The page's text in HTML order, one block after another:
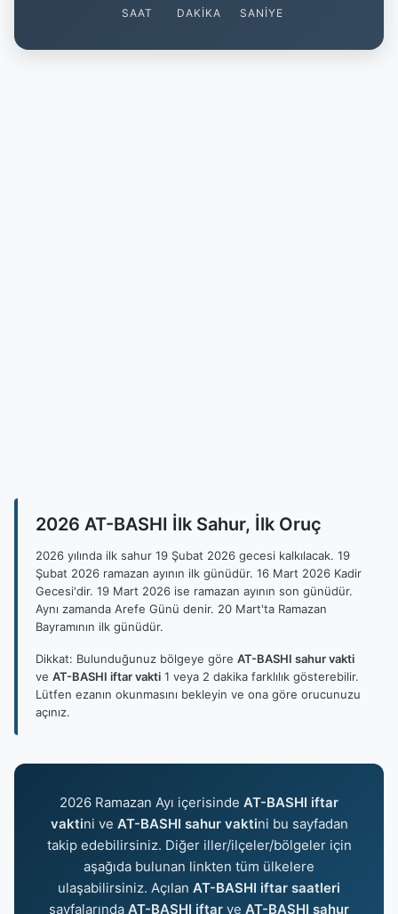
SAAT DAKIKA SANIYE
2026 AT-BASHI İlk Sahur, İlk Oruç
2026 yılında ilk sahur 19 Şubat 2026 gecesi kalkılacak. 19
Şubat 2026 ramazan ayının ilk günüdür. 16 Mart 2026 Kadir
Gecesi'dir. 19 Mart 2026 ise ramazan ayının son günüdür.
Aynı zamanda Arefe Günü denir. 20 Mart'ta Ramazan
Bayramının ilk günüdür.
Dikkat: Bulunduğunuz bölgeye göre AT-BASHI sahur vakti
ve AT-BASHI iftar vakti 1 veya 2 dakika farklılık gösterebilir.
Lütfen ezanın okunmasını bekleyin ve ona göre orucunuzu
açınız.
2026 Ramazan Ayı içerisinde AT-BASHI iftar
vaktini ve AT-BASHI sahur vaktini bu sayfadan
takip edebilirsiniz. Diğer iller/ilçeler/bölgeler için
aşağıda bulunan linkten tüm ülkelere
ulaşabilirsiniz. Açılan AT-BASHI iftar saatleri
sayfalarında AT-BASHI iftar ve AT-BASHI sahur